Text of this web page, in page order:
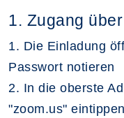
1. Zugang
1. Die Einladung
Passwort notieren
2. In die oberste
"zoom.us" eintippen